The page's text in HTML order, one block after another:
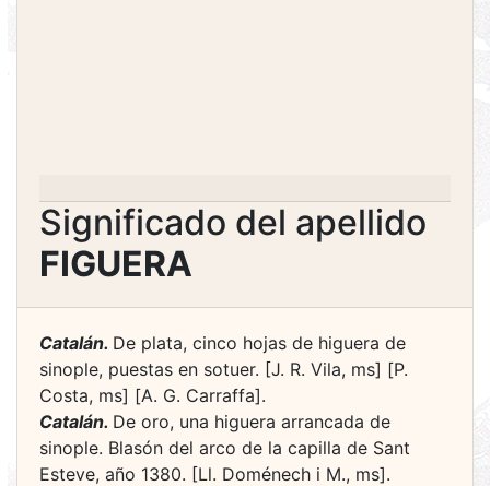
Significado del apellido
FIGUERA
Catalán. De plata, cinco hojas de higuera de
sinople, puestas en sotuer. [J. R. Vila, ms] [P.
Costa, ms] [A. G. Carraffa].
Catalán. De oro, una higuera arrancada de
sinople. Blasón del arco de la capilla de Sant
Esteve, año 1380. [Ll. Doménech i M., ms].